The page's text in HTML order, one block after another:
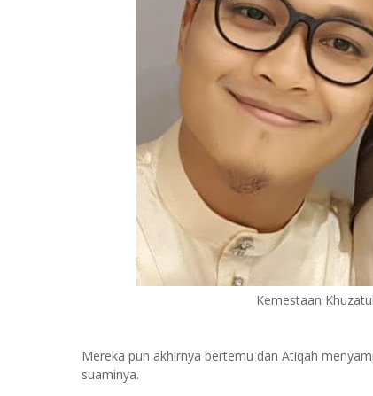
Kemestaan
Mereka pun akhirnya bertemu dan Atiqah
suaminya.